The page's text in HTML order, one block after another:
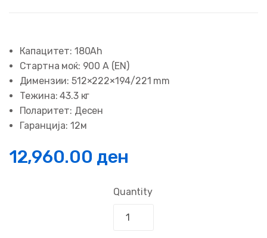
Капацитет: 180Ah
Стартна моќ: 900 А (EN)
Димензии: 512×222×194/221 mm
Тежина: 43.3 кг
Поларитет: Десен
Гаранција: 12м
12,960.00 ден
Quantity